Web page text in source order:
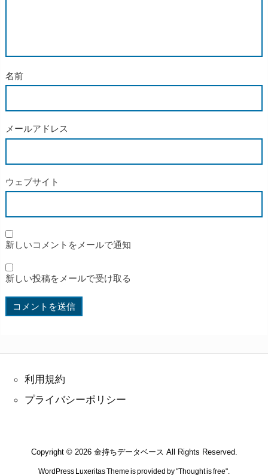
名前
メールアドレス
ウェブサイト
新しいコメントをメールで通知
新しい投稿をメールで受け取る
利用規約
プライバシーポリシー
Copyright © 2026 金持ちデータベース All Rights Reserved.
WordPress Luxeritas Theme is provided by "Thought is free".